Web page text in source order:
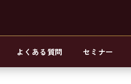
よくある質問 セミナー